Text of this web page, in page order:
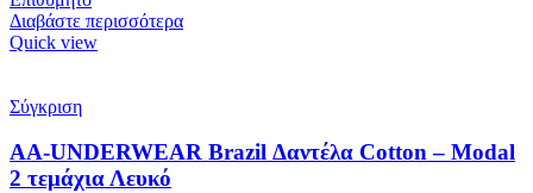
Διαβάστε περισσότερα
Quick view
Σύγκριση
AA-UNDERWEAR Brazil Δαντέλα Cotton – Modal
2 τεμάχια Λευκό